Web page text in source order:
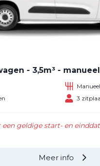
- 3,5m³ - manueel
Manueel
3
een geldige start- en
Meer info